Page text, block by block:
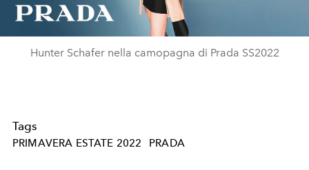
Video
Hunter Schafer nella camopagna di Prada SS2022
Tags
PRIMAVERA ESTATE 2022 PRADA